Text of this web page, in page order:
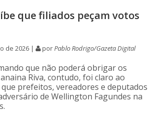
que filiados peçam votos
de 2026 | porPablo Rodrigo/Gazeta Digital
que não poderá obrigar os
Riva, contudo, foi claro ao
prefeitos, vereadores e deputados
de Wellington Fagundes na